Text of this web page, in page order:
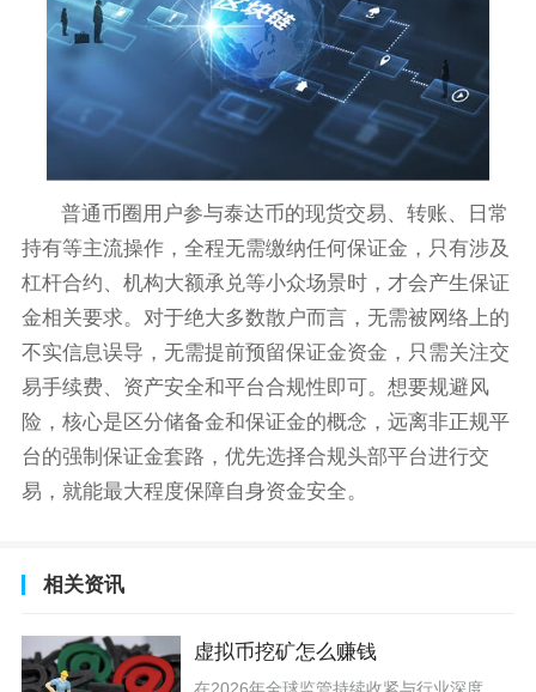
普通币圈用户参与泰达币的现货交易、转账、日常
持有等主流操作，全程无需缴纳任何保证金，只有涉及
杠杆合约、机构大额承兑等小众场景时，才会产生保证
金相关要求。对于绝大多数散户而言，无需被网络上的
不实信息误导，无需提前预留保证金资金，只需关注交
易手续费、资产安全和平台合规性即可。想要规避风
险，核心是区分储备金和保证金的概念，远离非正规平
台的强制保证金套路，优先选择合规头部平台进行交
易，就能最大程度保障自身资金安全。
相关资讯
虚拟币挖矿怎么赚钱